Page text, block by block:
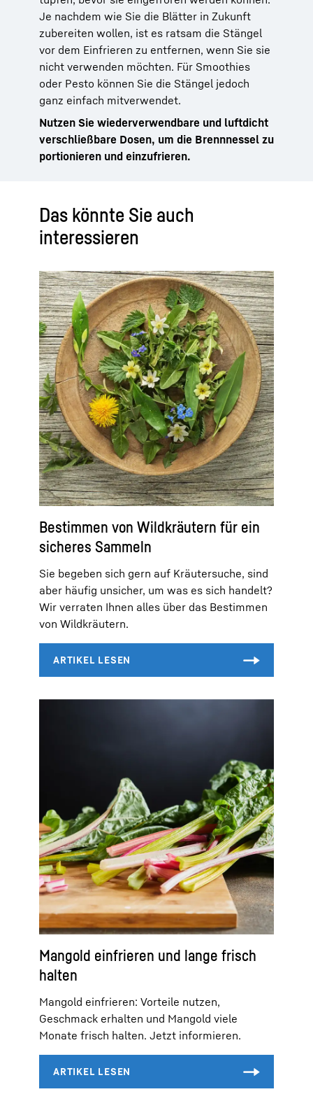
Je nachdem wie Sie die Blätter in Zukunft
zubereiten wollen, ist es ratsam die Stängel
vor dem Einfrieren zu entfernen, wenn Sie sie
nicht verwenden möchten. Für Smoothies
oder Pesto können Sie die Stängel jedoch
ganz einfach mitverwendet.
Nutzen Sie wiederverwendbare und luftdicht
verschließbare Dosen, um die Brennnessel zu
portionieren und einzufrieren.
Das könnte Sie auch
interessieren
Bestimmen von Wildkräutern für ein
sicheres Sammeln
Sie begeben sich gern auf Kräutersuche, sind
aber häufig unsicher, um was es sich handelt?
Wir verraten Ihnen alles über das Bestimmen
von Wildkräutern.
Mangold einfrieren und lange frisch
halten
Mangold einfrieren: Vorteile nutzen,
Geschmack erhalten und Mangold viele
Monate frisch halten. Jetzt informieren.